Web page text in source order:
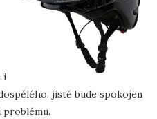
i
jistě bude spokojen
problému.